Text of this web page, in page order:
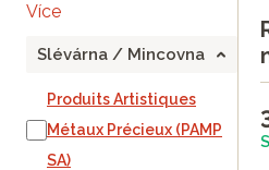
Více
Slévárna / Mincovna
Produits Artistiques
Métaux Précieux (PAMP
SA)